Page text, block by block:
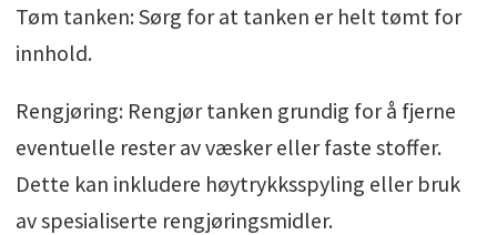
Tøm tanken: Sørg for at tanken er helt tømt for
innhold.
Rengjøring: Rengjør tanken grundig for å fjerne
eventuelle rester av væsker eller faste stoffer.
Dette kan inkludere høytrykksspyling eller bruk
av spesialiserte rengjøringsmidler.